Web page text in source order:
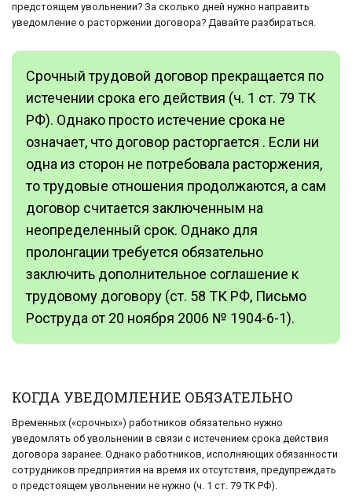
предстоящем увольнении? За сколько дней нужно направить
уведомление о расторжении договора? Давайте разбираться.
Срочный трудовой договор прекращается по
истечении срока его действия (ч. 1 ст. 79 ТК
РФ). Однако просто истечение срока не
означает, что договор расторгается . Если ни
одна из сторон не потребовала расторжения,
то трудовые отношения продолжаются, а сам
договор считается заключенным на
неопределенный срок. Однако для
пролонгации требуется обязательно
заключить дополнительное соглашение к
трудовому договору (ст. 58 ТК РФ, Письмо
Роструда от 20 ноября 2006 № 1904-6-1).
КОГДА УВЕДОМЛЕНИЕ ОБЯЗАТЕЛЬНО
Временных («срочных») работников обязательно нужно
уведомлять об увольнении в связи с истечением срока действия
договора заранее. Однако работников, исполняющих обязанности
сотрудников предприятия на время их отсутствия, предупреждать
о предстоящем увольнении не нужно (ч. 1 ст. 79 ТК РФ).